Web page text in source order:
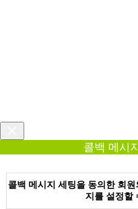
콜백 메시
콜백 메시지 세팅을 동의한 회
지를 설정할